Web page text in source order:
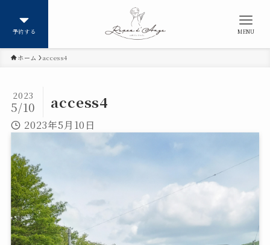
予約する MENU
ホーム access4
access4
2023
5/10
2023年5月10日